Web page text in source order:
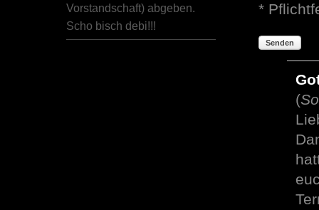
*
Senden
(
Vorstandschaft) abgeben.
Scho bisch debi!!!